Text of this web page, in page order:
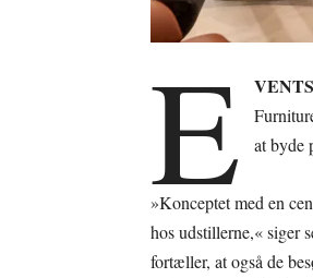
E
at byde
»Konceptet med en
hos udstillerne,« siger
fortæller, at også de